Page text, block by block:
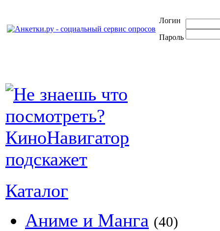
Логин
Пароль
Каталог
Аниме и Манга (40)